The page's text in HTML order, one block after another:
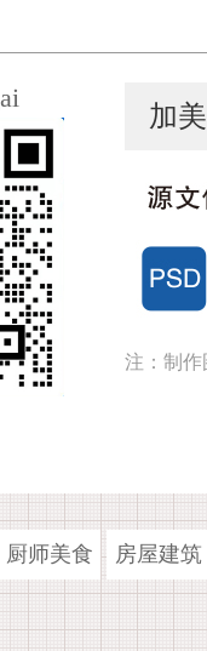
加
注：制作
厨师美食 房屋建筑